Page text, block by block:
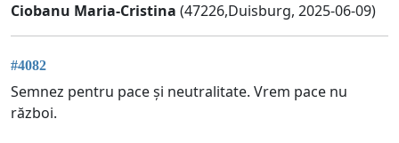
Ciobanu Maria-Cristina (47226,Duisburg, 2025-06-09)
#4082
Semnez pentru pace și neutralitate. Vrem pace nu
război.